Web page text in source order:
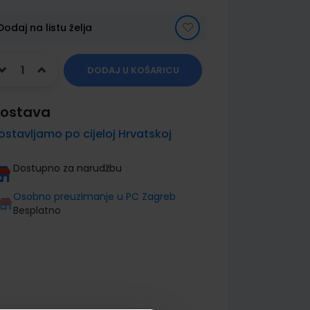
na listu želja
DODAJ U KOŠARICU
po cijeloj Hrvatskoj
Dostupno za narudžbu
Osobno preuzimanje u PC Zagreb
Besplatno